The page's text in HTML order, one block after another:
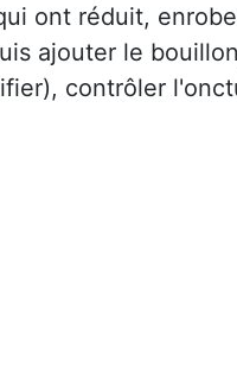
ont réduit,
ajouter le
contrôler